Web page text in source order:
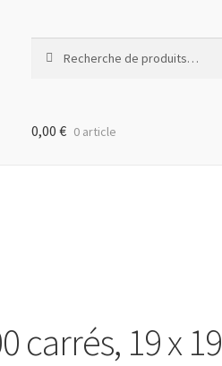
pour :
0,00 € 0 article
carrés, 19 x 19